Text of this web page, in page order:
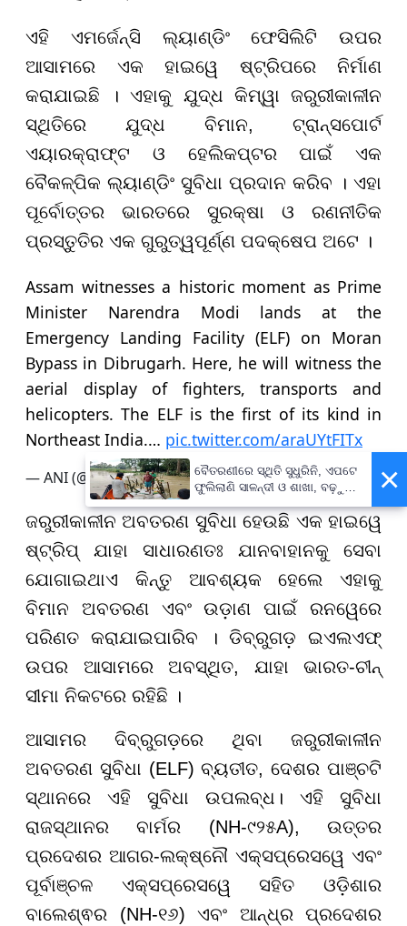
ଏହି ଏମର୍ଜେନ୍ସି ଲ୍ୟାଣ୍ଡିଂ ଫେସିଲିଟି ଉପର
ଆସାମରେ ଏକ ହାଇୱେ ଷ୍ଟ୍ରିପରେ ନିର୍ମାଣ
କରାଯାଇଛି । ଏହାକୁ ଯୁଦ୍ଧ କିମ୍ୱା ଜରୁରୀକାଳୀନ
ସ୍ଥିତିରେ ଯୁଦ୍ଧ ବିମାନ, ଟ୍ରାନ୍ସପୋର୍ଟ
ଏୟାରକ୍ରାଫ୍ଟ ଓ ହେଲିକପ୍ଟର ପାଇଁ ଏକ
ବୈକଳ୍ପିକ ଲ୍ୟାଣ୍ଡିଂ ସୁବିଧା ପ୍ରଦାନ କରିବ । ଏହା
ପୂର୍ବୋତ୍ତର ଭାରତରେ ସୁରକ୍ଷା ଓ ରଣନୀତିକ
ପ୍ରସ୍ତୁତିର ଏକ ଗୁରୁତ୍ୱପୂର୍ଣ୍ଣ ପଦକ୍ଷେପ ଅଟେ ।
Assam witnesses a historic moment as Prime
Minister Narendra Modi lands at the
Emergency Landing Facility (ELF) on Moran
Bypass in Dibrugarh. Here, he will witness the
aerial display of fighters, transports and
helicopters. The ELF is the first of its kind in
Northeast India.… pic.twitter.com/araUYtFITx
— ANI (@ANI)February 14, 2026
ଜରୁରୀକାଳୀନ ଅବତରଣ ସୁବିଧା ହେଉଛି ଏକ ହାଇୱେ
ଷ୍ଟ୍ରିପ୍ ଯାହା ସାଧାରଣତଃ ଯାନବାହାନକୁ ସେବା
ଯୋଗାଇଥାଏ କିନ୍ତୁ ଆବଶ୍ୟକ ହେଲେ ଏହାକୁ
ବିମାନ ଅବତରଣ ଏବଂ ଉଡ଼ାଣ ପାଇଁ ରନୱେରେ
ପରିଣତ କରାଯାଇପାରିବ । ଡିବ୍ରୁଗଡ଼ ଇଏଲଏଫ୍
ଉପର ଆସାମରେ ଅବସ୍ଥିତ, ଯାହା ଭାରତ-ଚୀନ୍
ସୀମା ନିକଟରେ ରହିଛି ।
ଆସାମର ଦିବ୍ରୁଗଡ଼ରେ ଥିବା ଜରୁରୀକାଳୀନ
ଅବତରଣ ସୁବିଧା (ELF) ବ୍ୟତୀତ, ଦେଶର ପାଞ୍ଚଟି
ସ୍ଥାନରେ ଏହି ସୁବିଧା ଉପଲବ୍ଧ। ଏହି ସୁବିଧା
ରାଜସ୍ଥାନର ବାର୍ମର (NH-୯୨୫A), ଉତ୍ତର
ପ୍ରଦେଶର ଆଗର-ଲକ୍ଷ୍ନୌ ଏକ୍ସପ୍ରେସୱେ ଏବଂ
ପୂର୍ବାଞ୍ଚଳ ଏକ୍ସପ୍ରେସୱେ ସହିତ ଓଡ଼ିଶାର
ବାଲେଶ୍ଵର (NH-୧୬) ଏବଂ ଆନ୍ଧ୍ର ପ୍ରଦେଶର
×
ବୈତରଣୀରେ ସ୍ଥିତି ସୁଧୁରିନି, ଏପଟେ
ଫୁଲିଲାଣି ସାଳନ୍ଦୀ ଓ ଶାଖା, ବଢ଼ୁଛି